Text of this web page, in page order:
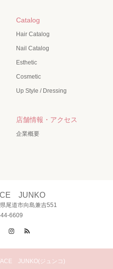
Catalog
Hair Catalog
Nail Catalog
Esthetic
Cosmetic
Up Style / Dressing
店舗情報・アクセス
企業概要
JUNKO
尾道市向島兼吉551
6609
FacebookInstagram
JUNKO(ジュンコ)